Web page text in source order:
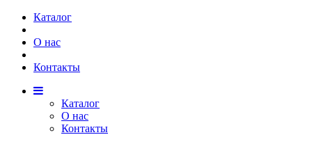
Каталог
О нас
Контакты
Каталог
О нас
Контакты